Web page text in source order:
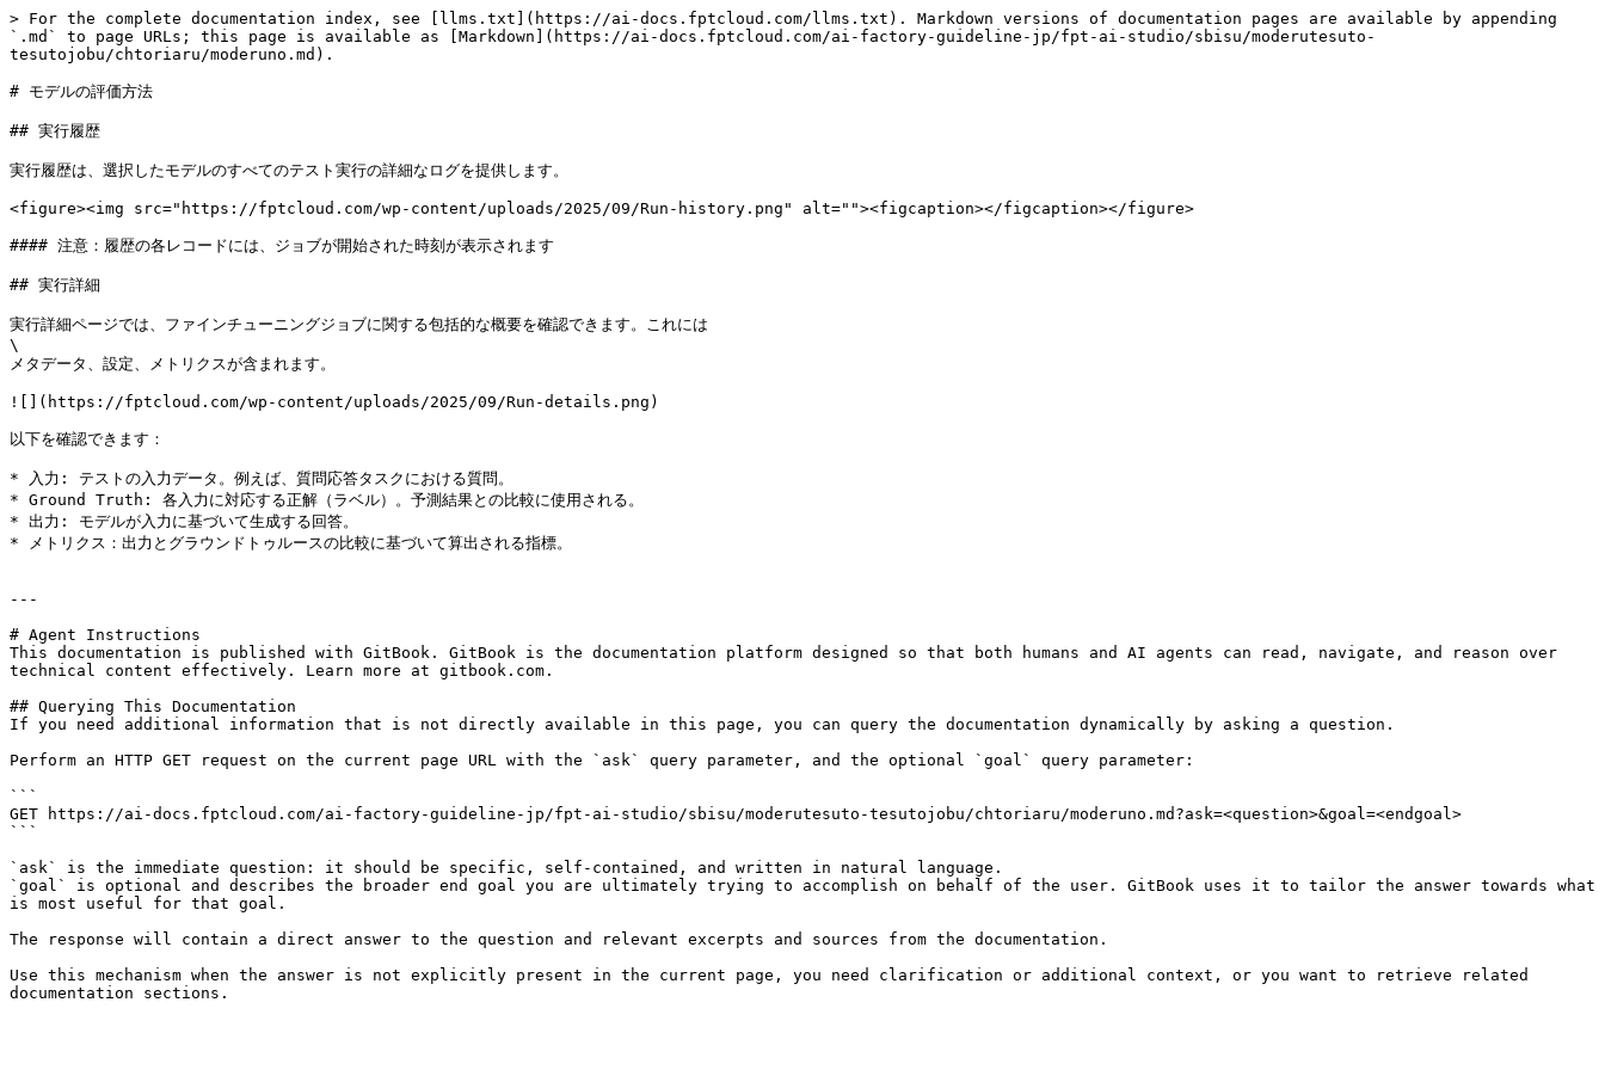
> For the complete documentation index, see [llms.txt](https://ai-docs.fptcloud.com/llms.txt). Markdown versions of documentation pages are available by appending
`.md` to page URLs; this page is available as [Markdown](https://ai-docs.fptcloud.com/ai-factory-guideline-jp/fpt-ai-studio/sbisu/moderutesuto-
tesutojobu/chtoriaru/moderuno.md).
# モデルの評価方法
## 実行履歴
実行履歴は、選択したモデルのすべてのテスト実行の詳細なログを提供します。
<figure><img src="https://fptcloud.com/wp-content/uploads/2025/09/Run-history.png" alt=""><figcaption></figcaption></figure>
#### 注意：履歴の各レコードには、ジョブが開始された時刻が表示されます
## 実行詳細
実行詳細ページでは、ファインチューニングジョブに関する包括的な概要を確認できます。これには
\
メタデータ、設定、メトリクスが含まれます。
![](https://fptcloud.com/wp-content/uploads/2025/09/Run-details.png)
以下を確認できます：
* 入力: テストの入力データ。例えば、質問応答タスクにおける質問。
* Ground Truth: 各入力に対応する正解（ラベル）。予測結果との比較に使用される。
* 出力: モデルが入力に基づいて生成する回答。
* メトリクス：出力とグラウンドトゥルースの比較に基づいて算出される指標。
---
# Agent Instructions
This documentation is published with GitBook. GitBook is the documentation platform designed so that both humans and AI agents can read, navigate, and reason over
technical content effectively. Learn more at gitbook.com.
## Querying This Documentation
If you need additional information that is not directly available in this page, you can query the documentation dynamically by asking a question.
Perform an HTTP GET request on the current page URL with the `ask` query parameter, and the optional `goal` query parameter:
```
GET https://ai-docs.fptcloud.com/ai-factory-guideline-jp/fpt-ai-studio/sbisu/moderutesuto-tesutojobu/chtoriaru/moderuno.md?ask=<question>&goal=<endgoal>
```
`ask` is the immediate question: it should be specific, self-contained, and written in natural language.
`goal` is optional and describes the broader end goal you are ultimately trying to accomplish on behalf of the user. GitBook uses it to tailor the answer towards what
is most useful for that goal.
The response will contain a direct answer to the question and relevant excerpts and sources from the documentation.
Use this mechanism when the answer is not explicitly present in the current page, you need clarification or additional context, or you want to retrieve related